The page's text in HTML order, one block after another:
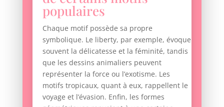
populaires
Chaque motif possède sa propre
symbolique. Le liberty, par exemple, évoque
souvent la délicatesse et la féminité, tandis
que les dessins animaliers peuvent
représenter la force ou l’exotisme. Les
motifs tropicaux, quant à eux, rappellent le
voyage et l’évasion. Enfin, les formes